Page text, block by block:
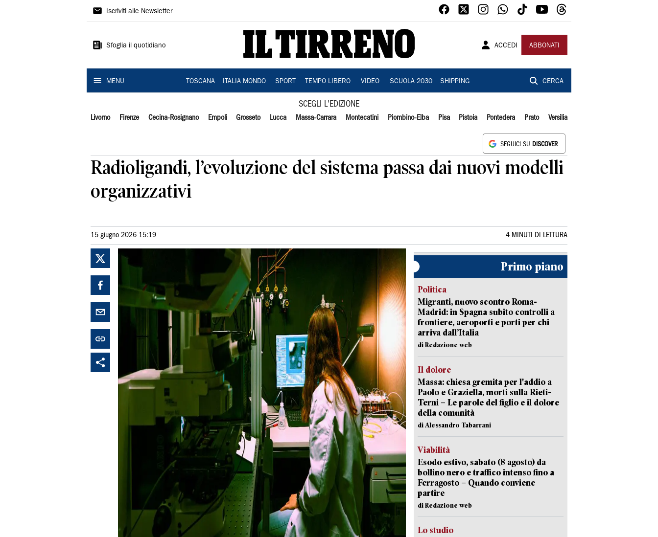
Il
Iscriviti alle Newsletter
Sfoglia il quotidiano ACCEDI ABBONATI
MENU TOSCANA ITALIA MONDO SPORT TEMPO LIBERO VIDEO SCUOLA 2030 SHIPPING CERCA
SCEGLI L'EDIZIONE
Livorno Firenze Cecina-Rosignano Empoli Grosseto Lucca Massa-Carrara Montecatini Piombino-Elba Pisa Pistoia Pontedera Prato Versilia
SEGUICI SU DISCOVER
Radioligandi, l’evoluzione del sistema passa dai nuovi modelli
organizzativi
15 giugno 2026 15:19 4 MINUTI DI LETTURA
Primo piano
Politica
Migranti, nuovo scontro Roma-
Madrid: in Spagna subito controlli a
frontiere, aeroporti e porti per chi
arriva dall’Italia
di Redazione web
Il dolore
Massa: chiesa gremita per l'addio a
Paolo e Graziella, morti sulla Rieti-
Terni – Le parole del figlio e il dolore
della comunità
di Alessandro Tabarrani
Viabilità
Esodo estivo, sabato (8 agosto) da
bollino nero e traffico intenso fino a
Ferragosto – Quando conviene
partire
di Redazione web
Lo studio